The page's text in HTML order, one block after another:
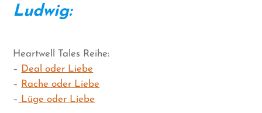
Ludwig:
Heartwell Tales Reihe:
– Deal oder Liebe
– Rache oder Liebe
– Lüge oder Liebe